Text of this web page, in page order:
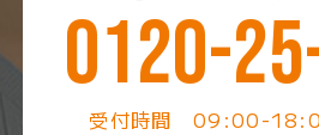
0120-
受付時間 09:00-18:00